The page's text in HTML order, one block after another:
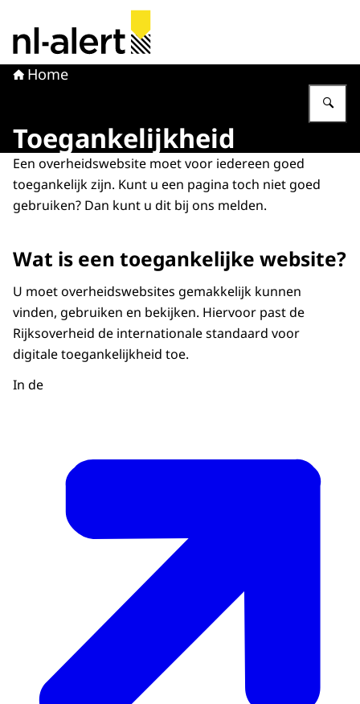
Naar de homepage van NL Alert
Home
Toegankelijkheid
Een overheidswebsite moet voor iedereen goed
toegankelijk zijn. Kunt u een pagina toch niet goed
gebruiken? Dan kunt u dit bij ons melden.
Wat is een toegankelijke website?
U moet overheidswebsites gemakkelijk kunnen
vinden, gebruiken en bekijken. Hiervoor past de
Rijksoverheid de internationale standaard voor
digitale toegankelijkheid toe.
In de